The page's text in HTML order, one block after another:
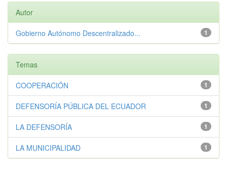
Autor
1
Gobierno Autónomo Descentralizado...
Temas
1
COOPERACIÓN
1
DEFENSORÍA PÚBLICA DEL ECUADOR
1
LA DEFENSORÍA
1
LA MUNICIPALIDAD